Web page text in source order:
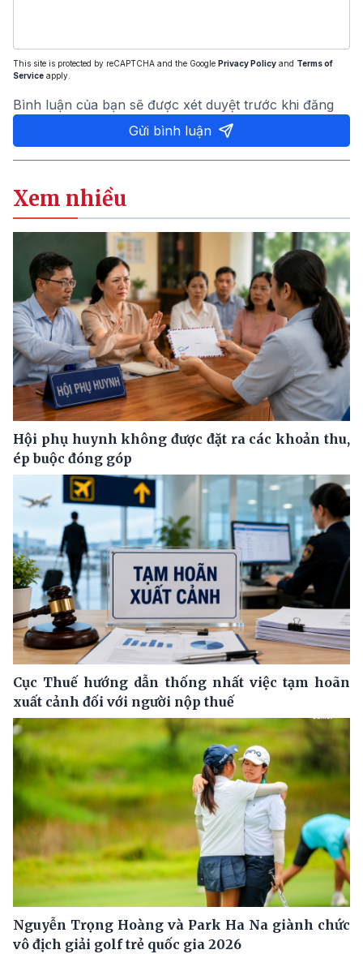
This site is protected by reCAPTCHA and the Google Privacy Policy and Terms of
Service apply.
Bình luận của bạn sẽ được xét duyệt trước khi đăng
Gửi bình luận
Xem nhiều
Hội phụ huynh không được đặt ra các khoản thu,
ép buộc đóng góp
Cục Thuế hướng dẫn thống nhất việc tạm hoãn
xuất cảnh đối với người nộp thuế
Nguyễn Trọng Hoàng và Park Ha Na giành chức
vô địch giải golf trẻ quốc gia 2026